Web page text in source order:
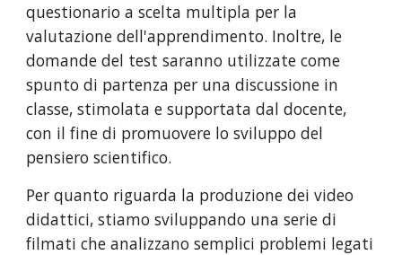
questionario a scelta multipla per la
valutazione dell'apprendimento. Inoltre, le
domande del test saranno utilizzate come
spunto di partenza per una discussione in
classe, stimolata e supportata dal docente,
con il fine di promuovere lo sviluppo del
pensiero scientifico.
Per quanto riguarda la produzione dei video
didattici, stiamo sviluppando una serie di
filmati che analizzano semplici problemi legati